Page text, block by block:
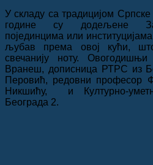
У складу са традицијом
године су додељене
појединцима или
љубав према овој кући,
свечанију ноту.
Вранеш, дописница РТРС из
Перовић, редовни професор
Никшићу, и Културно-
Београда 2.